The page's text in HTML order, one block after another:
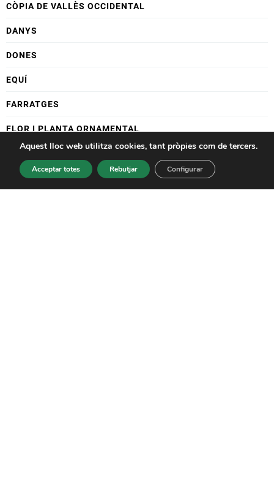
CÒPIA DE VALLÈS OCCIDENTAL
DANYS
DONES
EQUÍ
FARRATGES
FLOR I PLANTA ORNAMENTAL
FORESTAL
FRUITA DOLÇA
Aquest lloc web utilitza cookies, tant pròpies com de tercers.
Acceptar totes Rebutjar Configurar